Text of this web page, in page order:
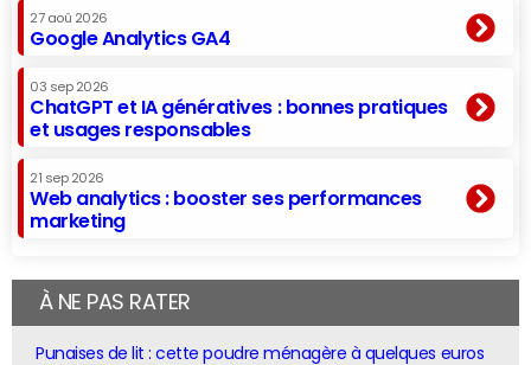
27 aoû 2026
Google Analytics GA4
03 sep 2026
ChatGPT et IA génératives : bonnes pratiques
et usages responsables
21 sep 2026
Web analytics : booster ses performances
marketing
À NE PAS RATER
Punaises de lit : cette poudre ménagère à quelques euros